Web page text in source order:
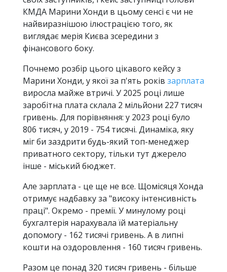
КМДА Марини Хонди в цьому сенсі є чи не
найвиразнішою ілюстрацією того, як
виглядає мерія Києва зсередини з
фінансового боку.
Почнемо розбір цього цікавого кейсу з
Марини Хонди, у якої за п'ять років зарплата
виросла майже втричі. У 2025 році лише
заробітна плата склала 2 мільйони 227 тисяч
гривень. Для порівняння: у 2023 році було
806 тисяч, у 2019 - 754 тисячі. Динаміка, яку
міг би заздрити будь-який топ-менеджер
приватного сектору, тільки тут джерело
інше - міський бюджет.
Але зарплата - це ще не все. Щомісяця Хонда
отримує надбавку за "високу інтенсивність
праці". Окремо - премії. У минулому році
бухгалтерія нарахувала їй матеріальну
допомогу - 162 тисячі гривень. А в липні
кошти на оздоровлення - 160 тисяч гривень.
Разом це понад 320 тисяч гривень - більше